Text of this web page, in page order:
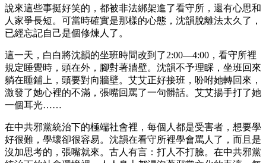
說來這些事挺好笑的，都被非法綁架進了看守所，還有心思和
人家爭長短。可當時確實是那樣的心態，沈韻脫離法太久了，
已經忘記自己是個修煉人了。
這一天，白白將沈韻的坐班時間改到了2:00—4:00，看守所裡
規定睡覺時，頭在外，腳對著牆壁。沈韻不予理睬，坐班回來
躺在睡鋪上，頭要對向牆壁。艾艾正好接班，吩咐她轉回來，
激發了她心裡的不滿，張嘴回罵了一句髒話。艾艾揚手打了她
一個耳光……
在中共邪黨統治下的極端社會裡，每個人都是受害者，想要學
好很難，學壞卻很容易。沈韻在看守所裡學會罵人了，而且是
沒加思考的，張嘴就來。古人有言：打人不打臉。在中共邪黨